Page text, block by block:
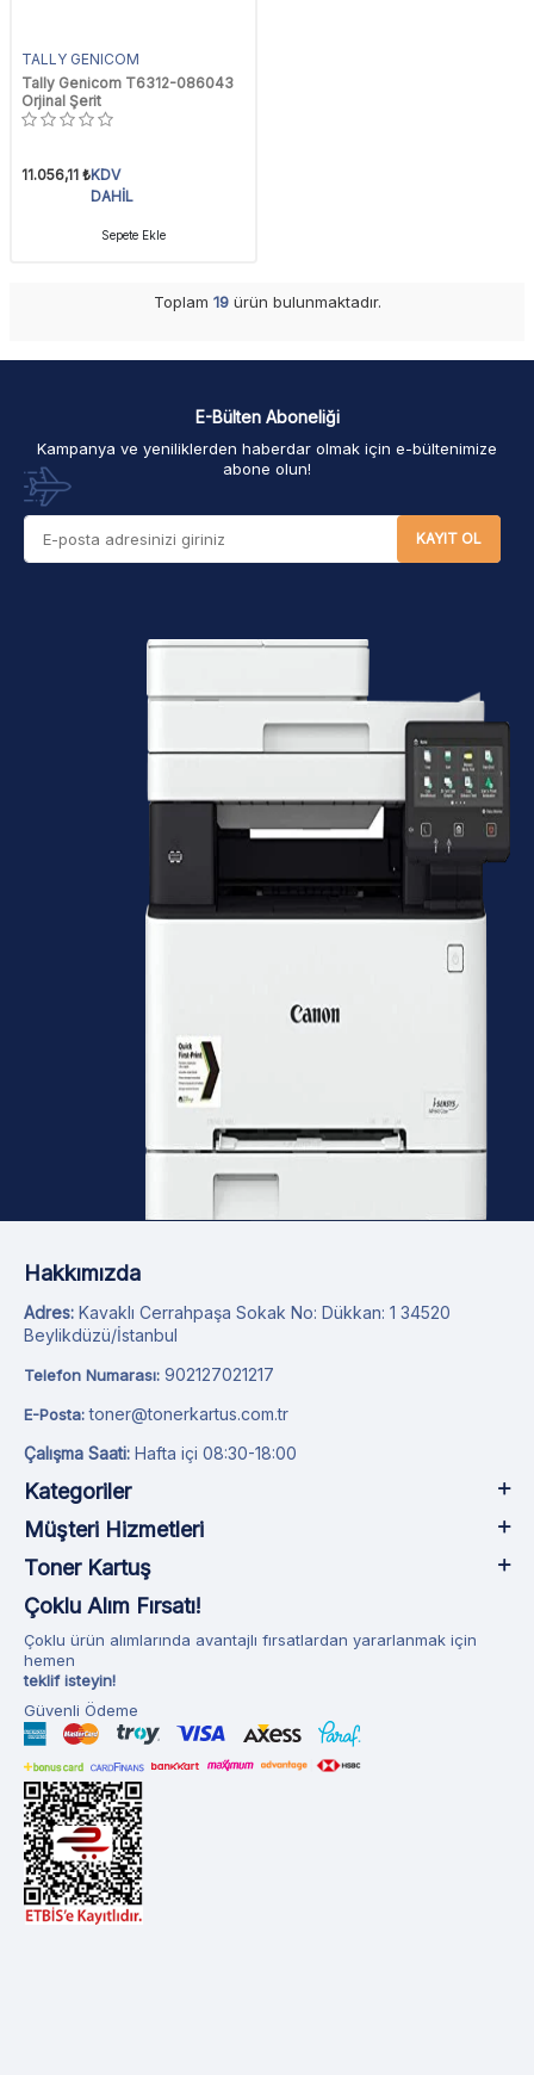
TALLY GENICOM
Tally Genicom T6312-086043
Orjinal Şerit
11.056,11 ₺KDV
DAHİL
Sepete Ekle
Toplam 19ürün bulunmaktadır.
E-Bülten Aboneliği
Kampanya ve yeniliklerden haberdar olmak için e-bültenimize
abone olun!
KAYIT OL
Hakkımızda
Adres: Kavaklı Cerrahpaşa Sokak No: Dükkan: 1 34520
Beylikdüzü/İstanbul
Telefon Numarası: 902127021217
E-Posta: toner@tonerkartus.com.tr
Çalışma Saati: Hafta içi 08:30-18:00
Kategoriler
Müşteri Hizmetleri
Toner Kartuş
Çoklu Alım Fırsatı!
Çoklu ürün alımlarında avantajlı fırsatlardan yararlanmak için
hemen
teklif isteyin!
Güvenli Ödeme